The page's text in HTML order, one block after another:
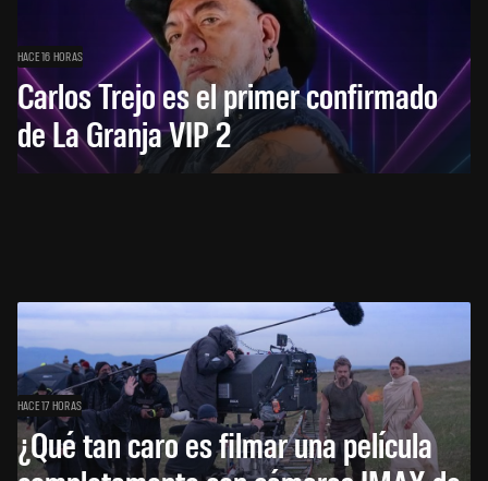
HACE 16 HORAS
Carlos Trejo es el primer confirmado
de La Granja VIP 2
HACE 17 HORAS
¿Qué tan caro es filmar una película